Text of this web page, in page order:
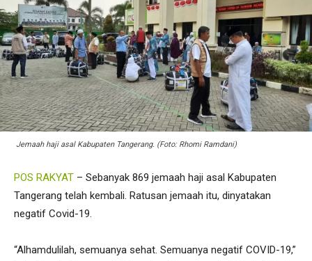
Jemaah haji asal Kabupaten Tangerang. (Foto: Rhomi Ramdani)
POS RAKYAT – Sebanyak 869 jemaah haji asal Kabupaten
Tangerang telah kembali. Ratusan jemaah itu, dinyatakan
negatif Covid-19.
“Alhamdulilah, semuanya sehat. Semuanya negatif COVID-19,”